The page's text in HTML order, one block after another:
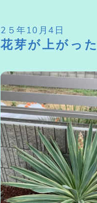
2５年10月4日
花芽が上がっ